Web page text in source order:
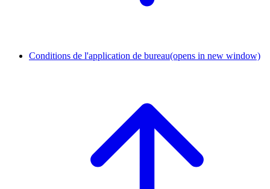
Conditions de l'application de bureau(opens in new window)